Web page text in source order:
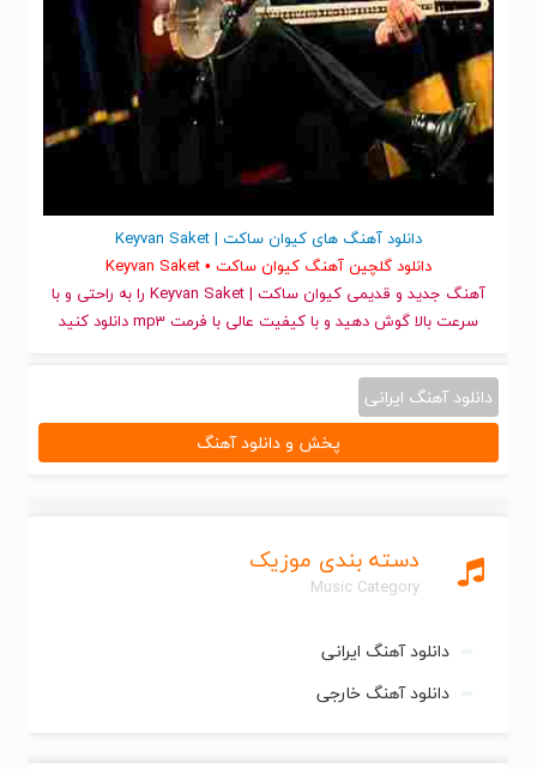
دسته بندی موزیک
Music Category
دانلود آهنگ ایرانی
دانلود آهنگ خارجی
دانلود آهنگ های کیوان ساکت | Keyvan Saket
دانلود گلچین آهنگ کیوان ساکت • Keyvan Saket
آهنگ جدید
و قدیمی کیوان ساکت | Keyvan Saket را به راحتی و با
سرعت بالا گوش دهید و با کیفیت عالی با فرمت mp3 دانلود کنید
دانلود آهنگ ایرانی
پخش و دانلود آهنگ